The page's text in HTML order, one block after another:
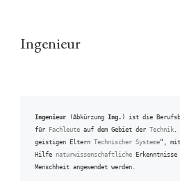
Ingenieur
Ingenieur (Abkürzung Ing. ) ist die
für
Fachleute auf dem Gebiet der Technik
geistigen Eltern Technischer Systeme“,
Hilfe naturwissenschaftliche Erkenntnisse
Menschheit angewendet werden.